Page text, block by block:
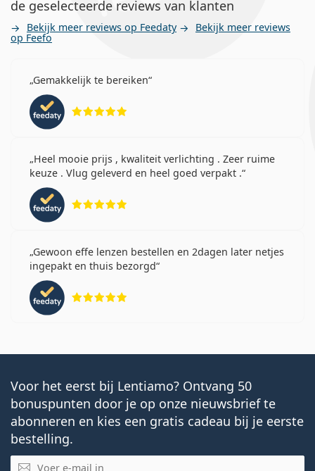
de geselecteerde reviews van klanten
Bekijk meer reviews op Feedaty Bekijk meer reviews
op Feefo
Gemakkelijk te bereiken
Heel mooie prijs , kwaliteit verlichting . Zeer ruime
keuze . Vlug geleverd en heel goed verpakt .
Gewoon effe lenzen bestellen en 2dagen later netjes
ingepakt en thuis bezorgd
Voor het eerst bij Lentiamo? Ontvang 50
bonuspunten door je op onze nieuwsbrief te
abonneren en kies een gratis cadeau bij je eerste
bestelling.
E-mail